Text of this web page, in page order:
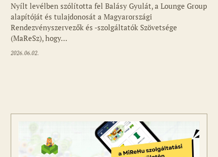
Nyílt levélben szólította fel Balásy Gyulát, a Lounge Group
alapítóját és tulajdonosát a Magyarországi
Rendezvényszervezők és -szolgáltatók Szövetsége
(MaReSz), hogy…
2026.06.02.